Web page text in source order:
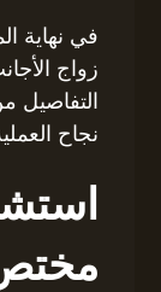
في نهاية
زواج
نجاح